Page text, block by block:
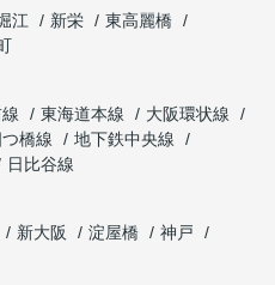
江 新栄
東高麗橋
東海道本線
大阪環状線
橋線
地下鉄中央線
日比谷線
新大阪 淀屋橋
神戸